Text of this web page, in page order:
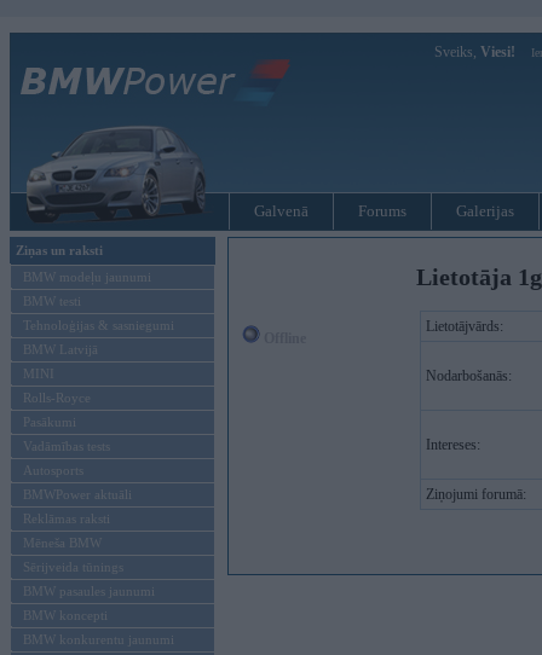
Sveiks, Viesi!
Galvenā Forums Galerijas
Ziņas un raksti
BMW modeļu jaunumi
BMW testi
Tehnoloģijas & sasniegumi
BMW Latvijā
MINI
Rolls-Royce
Pasākumi
Vadāmības tests
Autosports
BMWPower aktuāli
Reklāmas raksti
Mēneša BMW
Sērijveida tūnings
BMW pasaules jaunumi
BMW koncepti
BMW konkurentu jaunumi
Lietotāja
Lietotājvārds:
Nodarbošanās:
Intereses:
Ziņojumi forumā: